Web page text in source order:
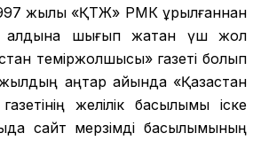
жылы «ҚТЖ» РМК құрылғаннан
алдына шығып жатқан үш жол
теміржолшысы» газеті болып
жылдың қаңтар айында «Қазақстан
желілік басылымы іске
сайт мерзімді басылымының